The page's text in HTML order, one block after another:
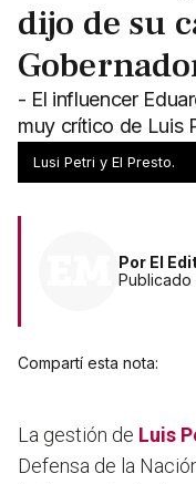
dijo de su
- El influencer
muy crítico de Luis
Defensa y le hizo
Lusi Petri y El Presto.
Por El
Publicado
Compartí esta nota:
La gestión de Luis
Defensa de la